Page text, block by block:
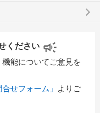
keyboard_arrow_right
ください
能についてご意見を
合せフォーム」
よりご